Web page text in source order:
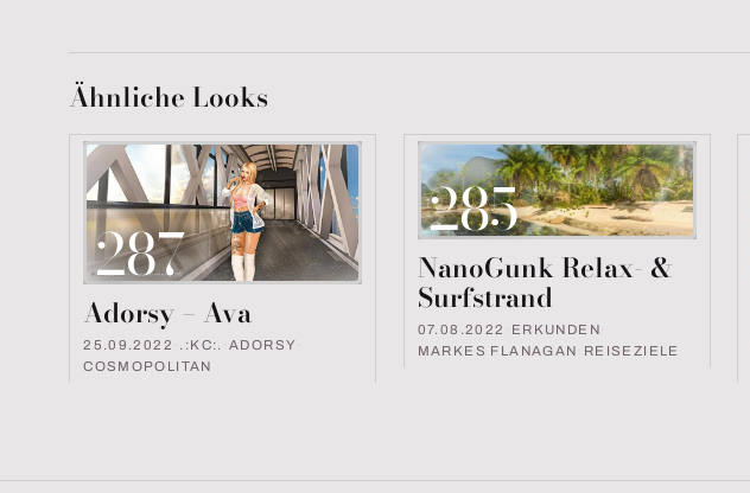
Ähnliche Looks
287
Adorsy – Ava
25.09.2022 .:KC:. ·ADORSY
COSMOPOLITAN
285
NanoGunk Relax- &
Surfstrand
07.08.2022 ERKUNDEN
MARKES FLANAGAN
REISEZIELE